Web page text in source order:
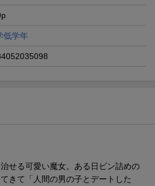
低学年
せる可愛い魔女。ある日ビン詰めの
きて「人間の男の子とデートした